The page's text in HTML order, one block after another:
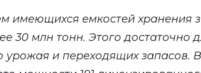
имеющихся емкостей хранения
30 млн тонн. Этого достаточно
урожая и переходящих запасов.